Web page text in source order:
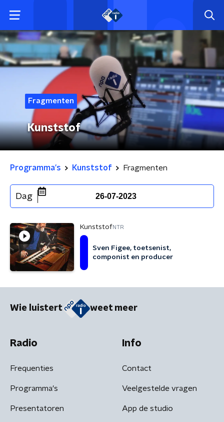
Fragmenten
Kunststof
Programma's Kunststof Fragmenten
Dag 26-07-2023
KunststofNTR
Sven Figee, toetsenist,
componist en producer
Wie luistert weet meer
Radio
Frequenties
Programma's
Presentatoren
Info
Contact
Veelgestelde vragen
App de studio